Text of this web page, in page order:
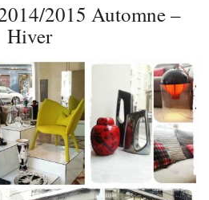
2015 Automne –
Hiver